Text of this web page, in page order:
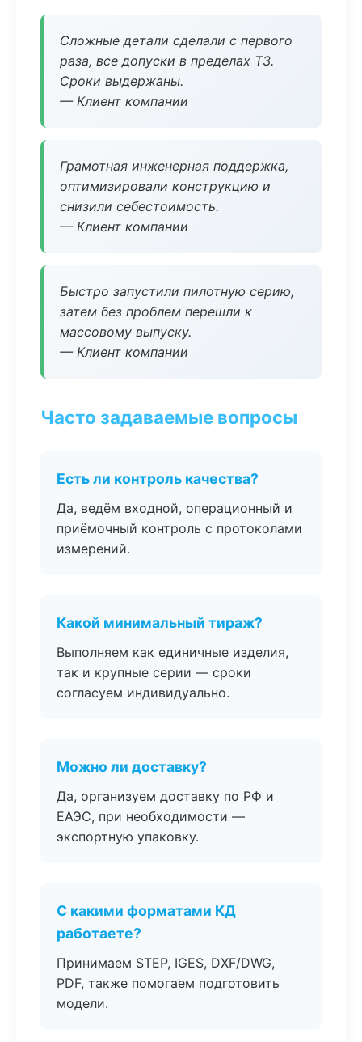
Сложные детали сделали с первого
раза, все допуски в пределах ТЗ.
Сроки выдержаны.
— Клиент компании
Грамотная инженерная поддержка,
оптимизировали конструкцию и
снизили себестоимость.
— Клиент компании
Быстро запустили пилотную серию,
затем без проблем перешли к
массовому выпуску.
— Клиент компании
Часто задаваемые вопросы
Есть ли контроль качества?
Да, ведём входной, операционный и
приёмочный контроль с протоколами
измерений.
Какой минимальный тираж?
Выполняем как единичные изделия,
так и крупные серии — сроки
согласуем индивидуально.
Можно ли доставку?
Да, организуем доставку по РФ и
ЕАЭС, при необходимости —
экспортную упаковку.
С какими форматами КД
работаете?
Принимаем STEP, IGES, DXF/DWG,
PDF, также помогаем подготовить
модели.